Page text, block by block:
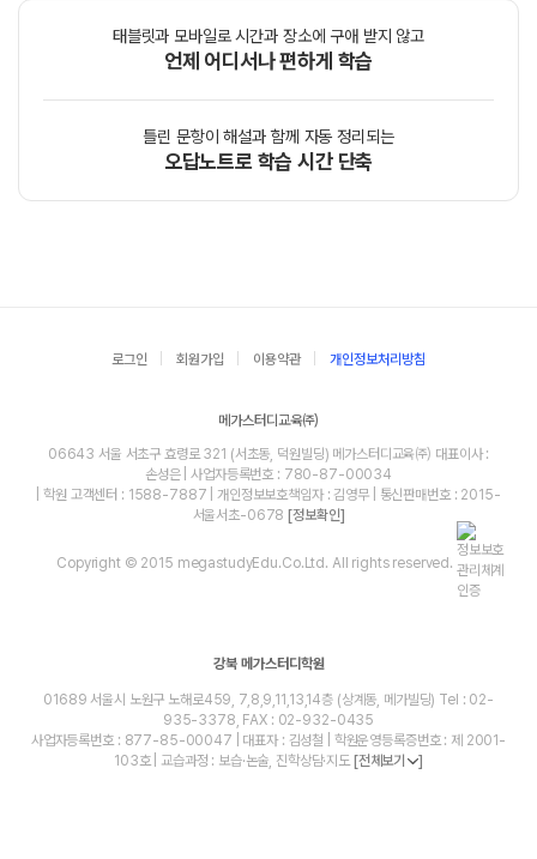
태블릿과 모바일로 시간과 장소에 구애 받지 않고
언제 어디서나 편하게 학습
틀린 문항이 해설과 함께 자동 정리되는
오답노트로 학습 시간 단축
로그인 회원가입 이용약관 개인정보처리방침
메가스터디교육㈜
06643 서울 서초구 효령로 321 (서초동, 덕원빌딩) 메가스터디교육㈜ 대표이사 :
손성은 | 사업자등록번호 : 780-87-00034
| 학원 고객센터 : 1588-7887 | 개인정보보호책임자 : 김영무 | 통신판매번호 : 2015-
서울서초-0678 [정보확인]
Copyright © 2015 megastudyEdu.Co.Ltd. All rights reserved.
강북 메가스터디학원
01689 서울시 노원구 노해로459, 7,8,9,11,13,14층 (상계동, 메가빌딩) Tel : 02-
935-3378, FAX : 02-932-0435
사업자등록번호 : 877-85-00047 | 대표자 : 김성철 | 학원운영등록증번호 : 제 2001-
103호 | 교습과정 : 보습·논술, 진학상담·지도 [전체보기 ]